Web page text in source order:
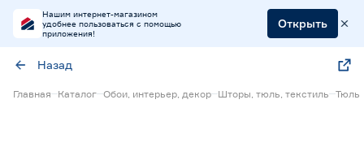
Нашим интернет-магазином
удобнее пользоваться с помощью
приложения!
Открыть
Назад
Главная Каталог Обои, интерьер, декор Шторы, тюль, текстиль Тюль